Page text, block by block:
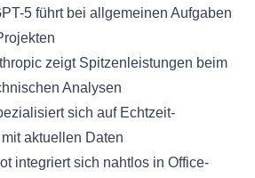
5 führt bei allgemeinen Aufgaben
zeigt Spitzenleistungen beim
Analysen
sich auf Echtzeit-
aktuellen Daten
integriert sich nahtlos in Office-